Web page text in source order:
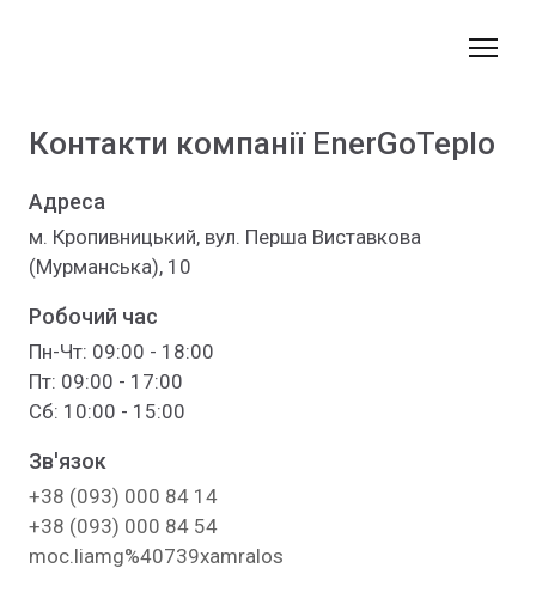
Контакти компанії EnerGoTeplo
Адреса
м. Кропивницький, вул. Перша Виставкова
(Мурманська), 10
Робочий час
Пн-Чт: 09:00 - 18:00
Пт: 09:00 - 17:00
Сб: 10:00 - 15:00
Зв'язок
+38 (093) 000 84 14
+38 (093) 000 84 54
moc.liamg%40739xamralos